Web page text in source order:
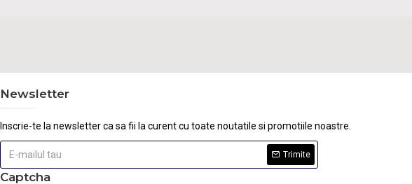
Newsletter
Inscrie-te la newsletter ca sa fii la curent cu toate noutatile si promotiile noastre.
Trimite
Captcha